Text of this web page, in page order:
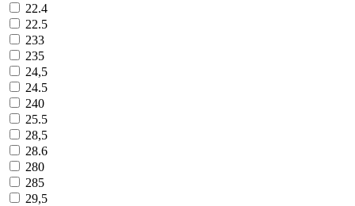
22.4
22.5
233
235
24,5
24.5
240
25.5
28,5
28.6
280
285
29,5